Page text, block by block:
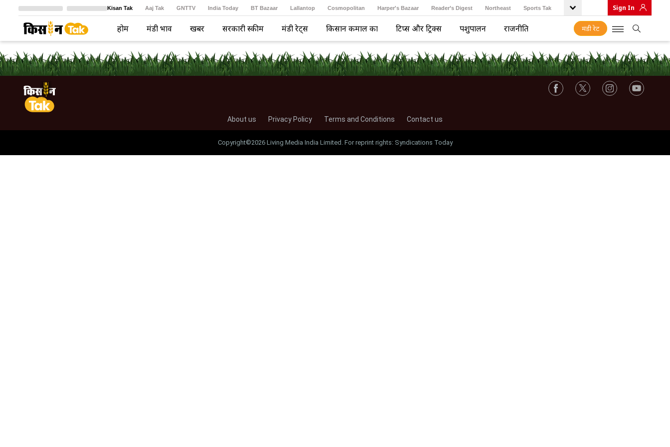
Kisan Tak Aaj Tak GNTTV India Today BT Bazaar Lallantop Cosmopolitan Harper's Bazaar Reader’s Digest Northeast Sports Tak
Crime Tak Astro Tak
Sign In
होम मंडी भाव खबरें सरकारी स्कीम मंडी रेट्स किसान कमाल का टिप्स और ट्रिक्स पशुपालन राजनीति मंडी रेट
About us Privacy Policy Terms and Conditions Contact us
Copyright©2026 Living Media India Limited. For reprint rights: Syndications Today